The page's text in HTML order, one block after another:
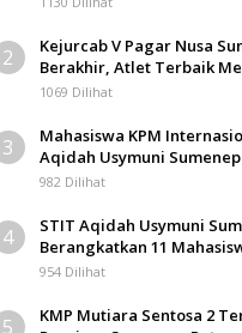
2
Kejurcab V Pagar Nusa
Berakhir, Atlet Terbaik
Kejurwil Jatim
1069 Dilihat
3
Mahasiswa KPM
Aqidah Usymuni
Pengurusan Jenazah WNI
982 Dilihat
4
STIT Aqidah Usymuni
Berangkatkan 11
Internasional di Malaysia
954 Dilihat
5
KMP Mutiara Sentosa 2